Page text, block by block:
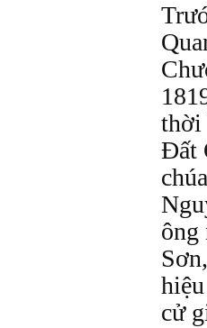
thời
Đất
ông
cử